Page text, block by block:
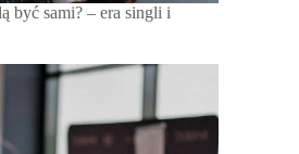
być sami? – era singli i